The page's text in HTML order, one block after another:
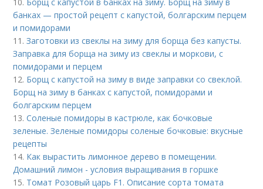
10. Борщ с капустой в банках на зиму. Борщ на зиму в
банках — простой рецепт с капустой, болгарским перцем
и помидорами
11.Заготовки из свеклы на зиму для борща без капусты.
Заправка для борща на зиму из свеклы и моркови, с
помидорами и перцем
12. Борщ с капустой на зиму в виде заправки со свеклой.
Борщ на зиму в банках с капустой, помидорами и
болгарским перцем
13.Соленые помидоры в кастрюле, как бочковые
зеленые. Зеленые помидоры соленые бочковые: вкусные
рецепты
14. Как вырастить лимонное дерево в помещении.
Домашний лимон - условия выращивания в горшке
15. Томат Розовый царь F1. Описание сорта томата